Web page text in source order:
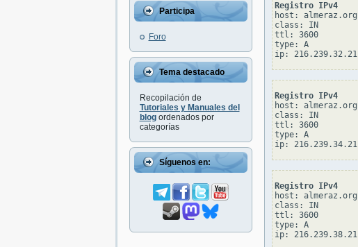
Participa
Foro
Tema destacado
Recopilación de
Tutoriales y Manuales del
blogordenados por
categorías
Síguenos en:
Registro IPv4
host: almeraz.org
class: IN
ttl: 3600
type: A
ip: 216.239.32.21
Registro IPv4
host: almeraz.org
class: IN
ttl: 3600
type: A
ip: 216.239.34.21
Registro IPv4
host: almeraz.org
class: IN
ttl: 3600
type: A
ip: 216.239.38.21